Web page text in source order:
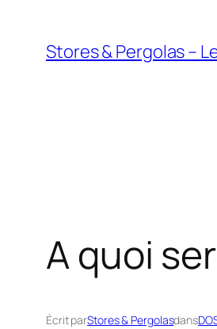
contenu
Stores & Pergolas –
A quoi
Écrit parStores & Pergolasdans